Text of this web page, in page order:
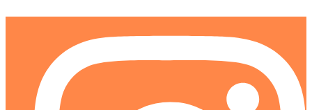
Ir
contenido